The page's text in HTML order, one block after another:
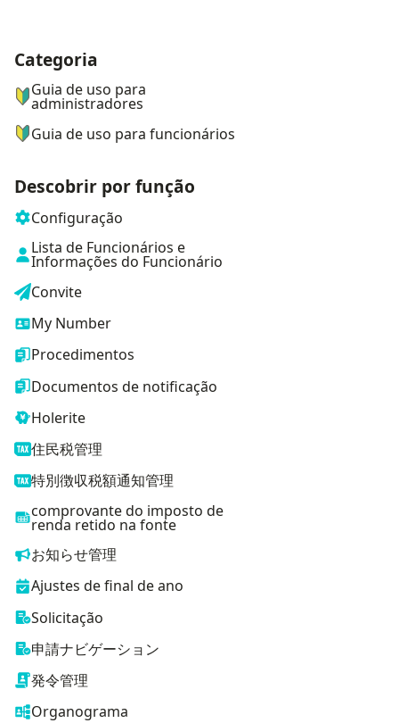
ナビゲーションメニュー
Categoria
Guia de uso para
administradores
Guia de uso para funcionários
Descobrir por função
Configuração
Lista de Funcionários e
Informações do Funcionário
Convite
My Number
Procedimentos
Documentos de notificação
Holerite
住民税管理
特別徴収税額通知管理
comprovante do imposto de
renda retido na fonte
お知らせ管理
Ajustes de final de ano
Solicitação
申請ナビゲーション
発令管理
Organograma